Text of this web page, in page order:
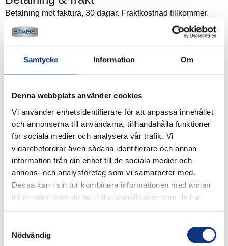
Samtycke Information Om
Denna webbplats använder cookies
Vi använder enhetsidentifierare för att anpassa innehållet
och annonserna till användarna, tillhandahålla funktioner
för sociala medier och analysera vår trafik. Vi
vidarebefordrar även sådana identifierare och annan
information från din enhet till de sociala medier och
annons- och analysföretag som vi samarbetar med.
Dessa kan i sin tur kombinera informationen med annan
information som du har tillhandahållit eller som de har
Nödvändig
Betalning mot faktura, 30 dagar. Fraktkostnad tillkommer.
Alla priser visas i SEK. Stabe innehar AAA-kreditvärdighet.
Köpvillkor
Stabes